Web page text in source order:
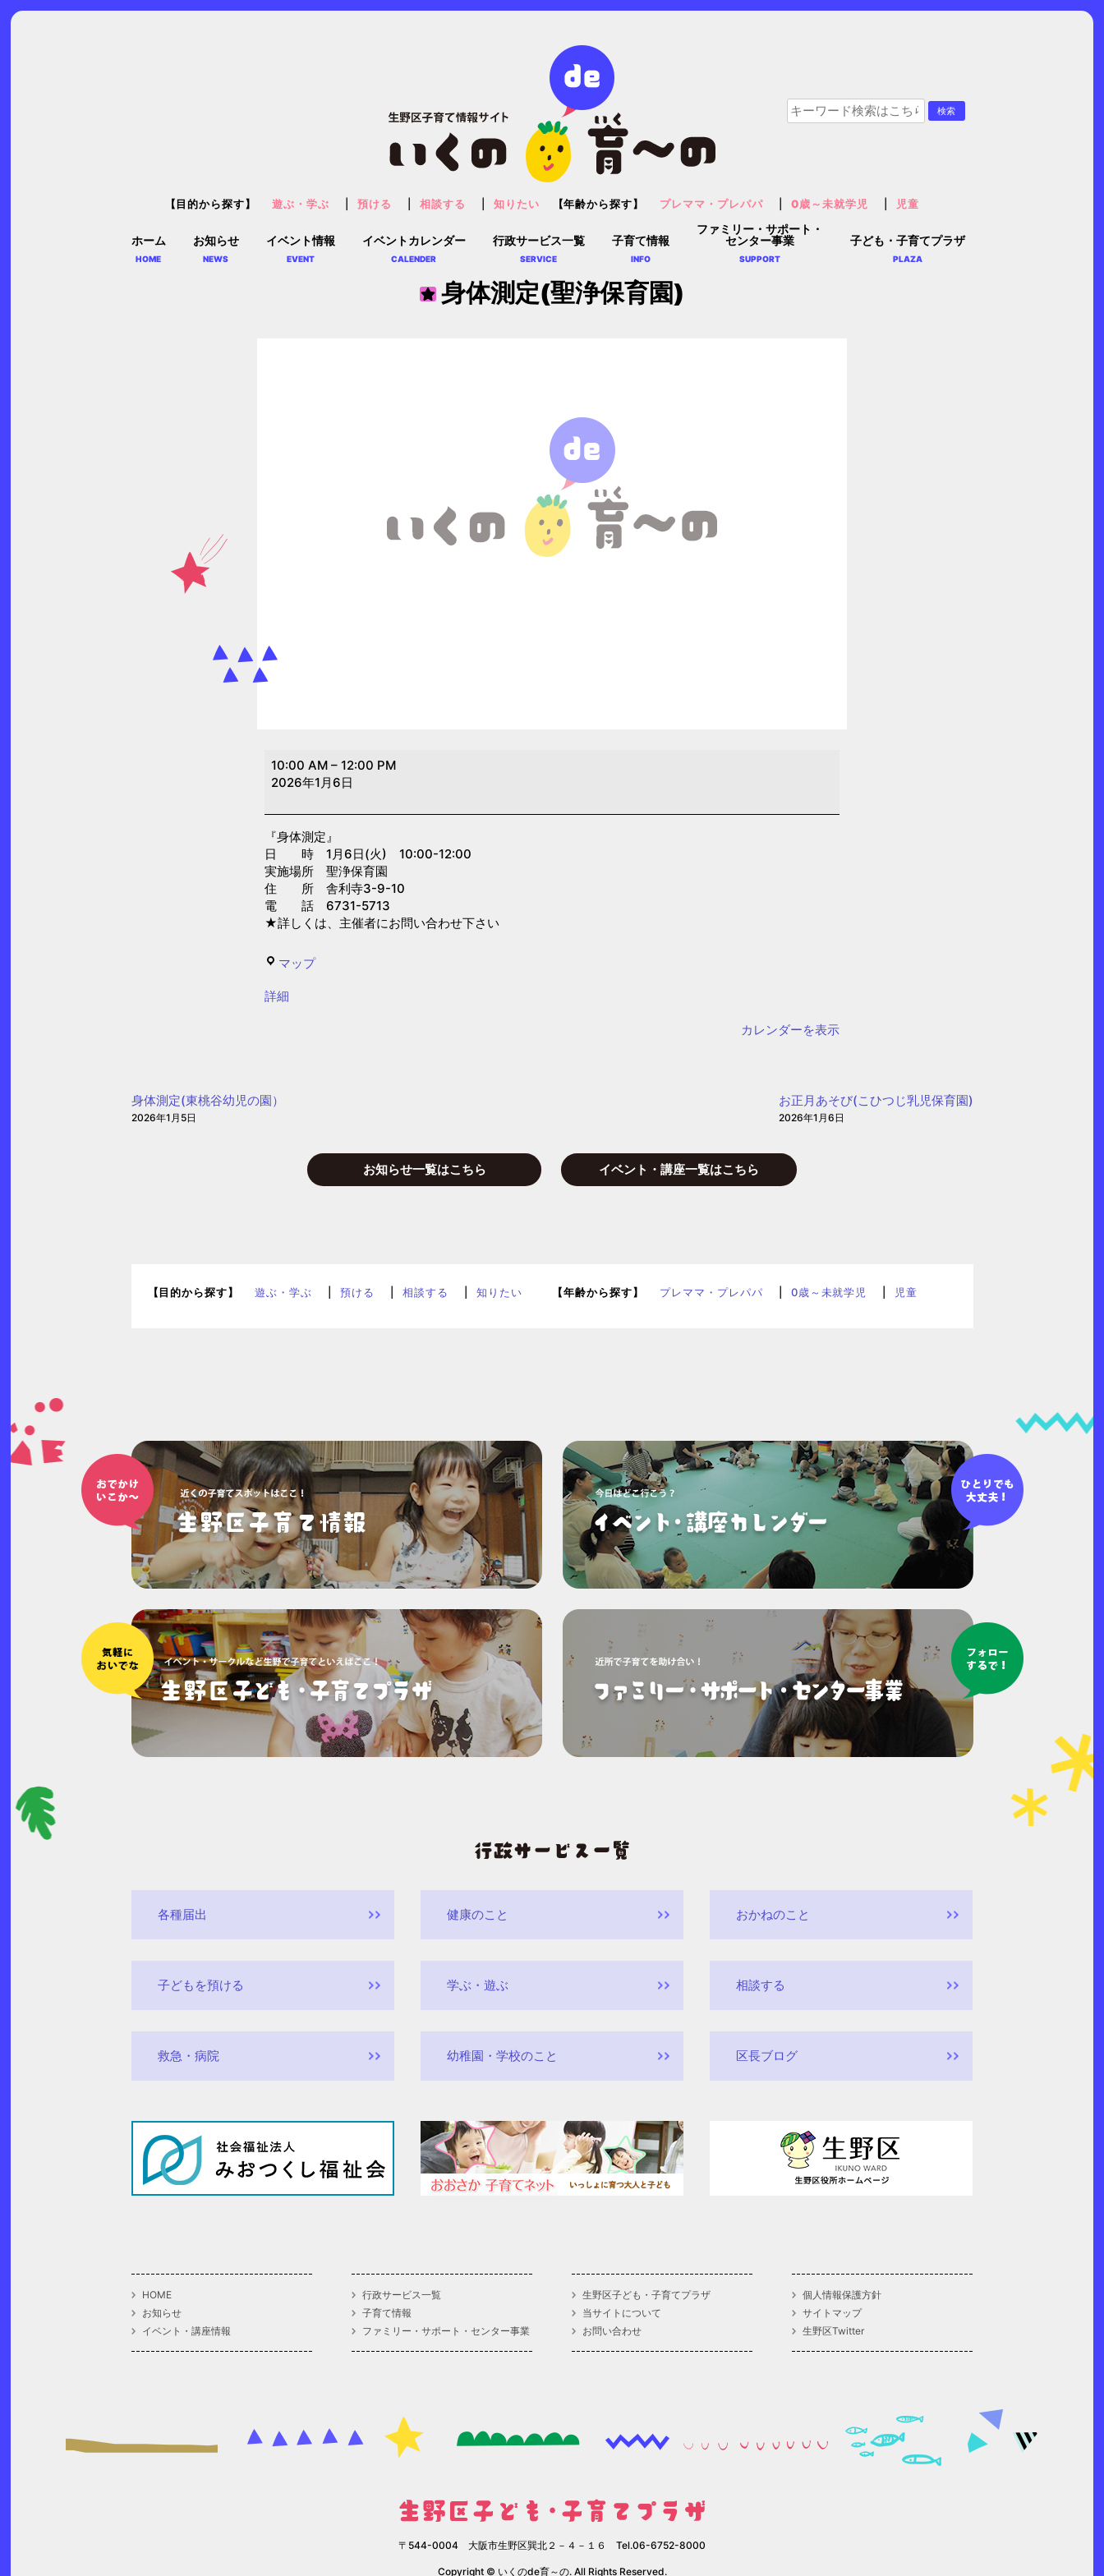
ホーム
HOME
お知らせ
NEWS
イベント情報
EVENT
イベントカレンダー
CALENDER
行政サービス一覧
SERVICE
子育て情報
INFO
ファミリー・サポート・
センター事業
SUPPORT
子ども・子育てプラザ
PLAZA
【目的から探す】 遊ぶ・学ぶ 預ける 相談する 知りたい 【年齢から探す】 プレママ・プレパパ 0歳～未就学児 児童
身体測定(聖浄保育園)
身
体
(聖
浄
保
育
園)
10:00 AM – 12:00 PM
2026年1月6日
『身体測定』
日 時 1月6日(火) 10:00-12:00
実施場所 聖浄保育園
住 所 舎利寺3-9-10
電 話 6731-5713
★詳しくは、主催者にお問い合わせ下さい
マップ聖
{title}
詳細
カレンダーを表示
身体測定(東桃谷幼児の園）
2026年1月5日
お正月あそび(こひつじ乳児保育園)
2026年1月6日
お知らせ一覧はこちら イベント・講座一覧はこちら
【目的から探す】 遊ぶ・学ぶ 預ける 相談する 知りたい 【年齢から探す】 プレママ・プレパパ 0歳～未就学児 児童
各種届出 健康のこと おかねのこと
子どもを預ける 学ぶ・遊ぶ 相談する
救急・病院 幼稚園・学校のこと 区長ブログ
HOME
お知らせ
イベント・講座情報
行政サービス一覧
子育て情報
ファミリー・サポート・センター事業
生野区子ども・子育てプラザ
当サイトについて
お問い合わせ
個人情報保護方針
サイトマップ
生野区Twitter
〒544-0004 大阪市生野区巽北２－４－１６ Tel.06-6752-8000
Copyright © いくのde育～の. All Rights Reserved.